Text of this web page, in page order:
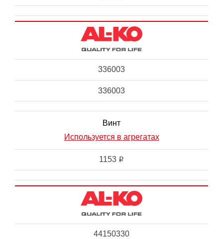
336003
336003
Винт
Используется в агрегатах
1153 i
44150330